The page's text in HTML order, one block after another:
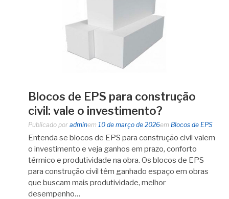
Blocos de EPS para construção
civil: vale o investimento?
Publicado por adminem 10 de março de 2026em Blocos de EPS
Entenda se blocos de EPS para construção civil valem
o investimento e veja ganhos em prazo, conforto
térmico e produtividade na obra. Os blocos de EPS
para construção civil têm ganhado espaço em obras
que buscam mais produtividade, melhor
desempenho…